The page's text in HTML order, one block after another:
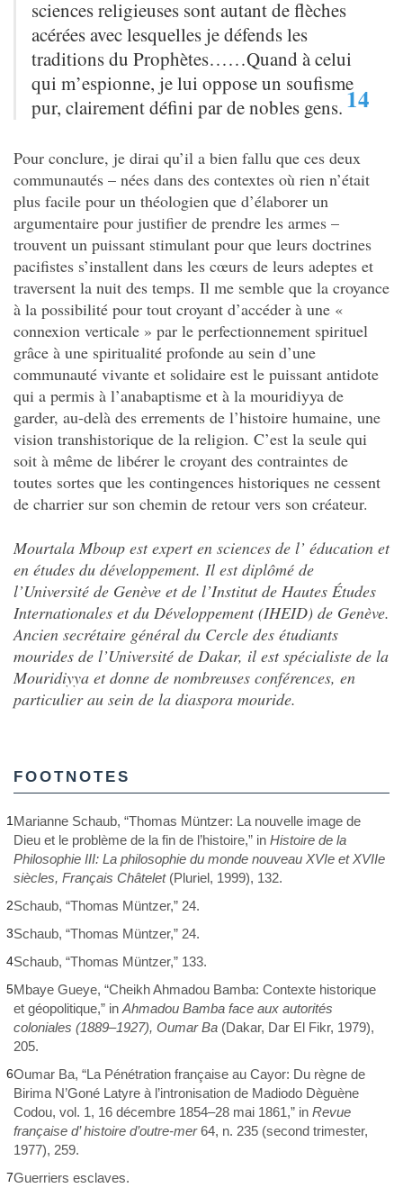
sciences religieuses sont autant de flèches
acérées avec lesquelles je défends les
traditionsdu Prophètes……Quand à celui
qui m’espionne, je lui oppose un soufisme
pur, clairement défini par de nobles gens.14
Pour conclure, je dirai qu’il a bien fallu que ces deux
communautés – nées dans des contextes où rien n’était
plus facile pour un théologien que d’élaborer un
argumentaire pour justifier de prendre les armes –
trouvent un puissant stimulant pour que leurs doctrines
pacifistes s’installent dans les cœurs de leurs adeptes et
traversent la nuit des temps. Il me semble que la croyance
à la possibilité pour tout croyant d’accéder à une «
connexion verticale » par le perfectionnement spirituel
grâce à une spiritualité profonde au sein d’une
communauté vivante et solidaire est le puissant antidote
qui a permis à l’anabaptisme et à la mouridiyya de
garder, au-delà des errements de l’histoire humaine, une
vision transhistorique de la religion. C’est la seule qui
soit à même de libérer le croyant des contraintes de
toutes sortes que les contingences historiques ne cessent
de charrier sur son chemin de retour vers son créateur.
Mourtala Mboup est expert en sciences de l’ éducation et
en études du développement. Il est diplômé de
l’Université de Genève et de l’Institut de Hautes Études
Internationales et du Développement (IHEID) de Genève.
Ancien secrétaire général du Cercle des étudiants
mourides de l’Université de Dakar, il est spécialiste de la
Mouridiyya et donne de nombreuses conférences, en
particulier au sein de la diaspora mouride.
FOOTNOTES
1 Marianne Schaub, “Thomas Müntzer: La nouvelle image de
Dieu et le problème de la fin de l’histoire,” in Histoire de la
Philosophie III: La philosophie du monde nouveau XVIe et XVIIe
siècles, Français Châtelet (Pluriel, 1999), 132.
2Schaub, “Thomas Müntzer,” 24.
3Schaub, “Thomas Müntzer,” 24.
4Schaub, “Thomas Müntzer,” 133.
5Mbaye Gueye, “Cheikh Ahmadou Bamba: Contexte historique
et géopolitique,” in Ahmadou Bamba face aux autorités
coloniales (1889–1927), Oumar Ba (Dakar, Dar El Fikr, 1979),
205.
6Oumar Ba, “La Pénétration française au Cayor: Du règne de
Birima N’Goné Latyre à l’intronisation de Madiodo Dèguène
Codou, vol. 1, 16 décembre 1854–28 mai 1861,” in Revue
française d’ histoire d’outre-mer64, n. 235 (second trimester,
1977), 259.
7Guerriers esclaves.